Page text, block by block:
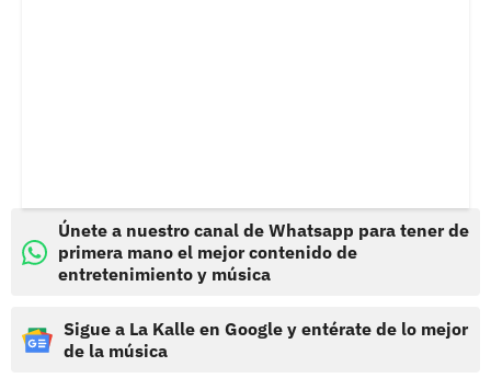
Únete a nuestro canal de Whatsapp para tener de
primera mano el mejor contenido de
entretenimiento y música
Sigue a La Kalle en Google y entérate de lo mejor
de la música